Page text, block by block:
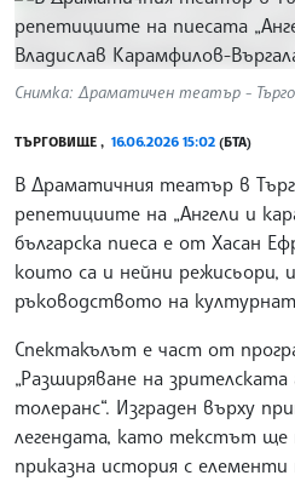
Снимка: Драматичен театър -
ТЪРГОВИЩЕ , 16.06.2026 15:02 (БТА)
В Драматичния театър в
репетициите на „Ангели и
българска пиеса е от Хасан
които са и нейни
ръководството на
Спектакълът е част от
„Разширяване на
толеранс“. Изграден върху
легендата, като текстът ще
приказна история с елементи